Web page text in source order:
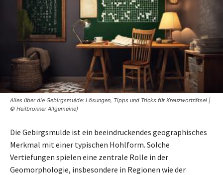
Alles über die Gebirgsmulde: Lösungen, Tipps und Tricks für Kreuzworträtsel |
© Heilbronner Allgemeine)
Die Gebirgsmulde ist ein beeindruckendes geographisches
Merkmal mit einer typischen Hohlform. Solche
Vertiefungen spielen eine zentrale Rolle in der
Geomorphologie, insbesondere in Regionen wie der